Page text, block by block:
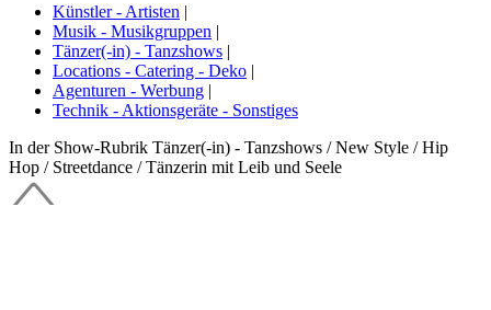
Künstler - Artisten |
Musik - Musikgruppen |
Tänzer(-in) - Tanzshows |
Locations - Catering - Deko |
Agenturen - Werbung |
Technik - Aktionsgeräte - Sonstiges
In der Show-Rubrik Tänzer(-in) - Tanzshows / New Style / Hip
Hop / Streetdance / Tänzerin mit Leib und Seele